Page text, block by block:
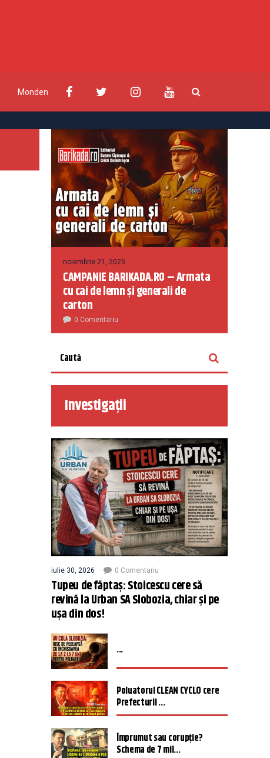
Monden
noiembrie 21, 2025
CAMPANIE BARIKADA.RO – Armata
cu cai de lemn și generali de
carton
0 Comentariu
Investigații
iulie 30, 2026 0 Comentariu
Tupeu de făptaș: Stoicescu cere să
revină la Urban SA Slobozia, chiar și pe
ușa din dos!
...
Poluatorul CLEAN CYCLO cere
Prefecturii ...
Împrumut sau corupție?
Schema de 7 mil...